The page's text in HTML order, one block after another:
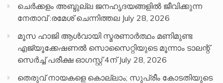
ചെർക്കളം അബ്ദുല്ല ജനഹൃദയങ്ങളിൽ ജീവിക്കുന്ന
നേതാവ് :രമേശ് ചെന്നിത്തല July 28, 2026
മൂസ ഹാജി ആൾവായി സ്മരണാർത്ഥം മണിമുണ്ട
എജ്യൂക്കേഷണൽ സൊസൈറ്റിയുടെ മൂന്നാം ടാലന്റ്
സെർച്ച് പരീക്ഷ ഓഗസ്റ്റ് 4ന് July 28, 2026
തെരുവ് നായകളെ കൊല്ലാം; സുപ്രീം കോടതിയുടെ